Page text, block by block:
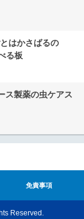
はかさばるの
る板
ス製薬の虫ケアス
免責事項
Reserved.